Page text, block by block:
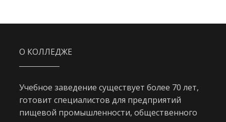
О КОЛЛЕДЖЕ
Учебное заведение существует более 70 лет,
готовит специалистов для предприятий
пищевой промышленности, общественного